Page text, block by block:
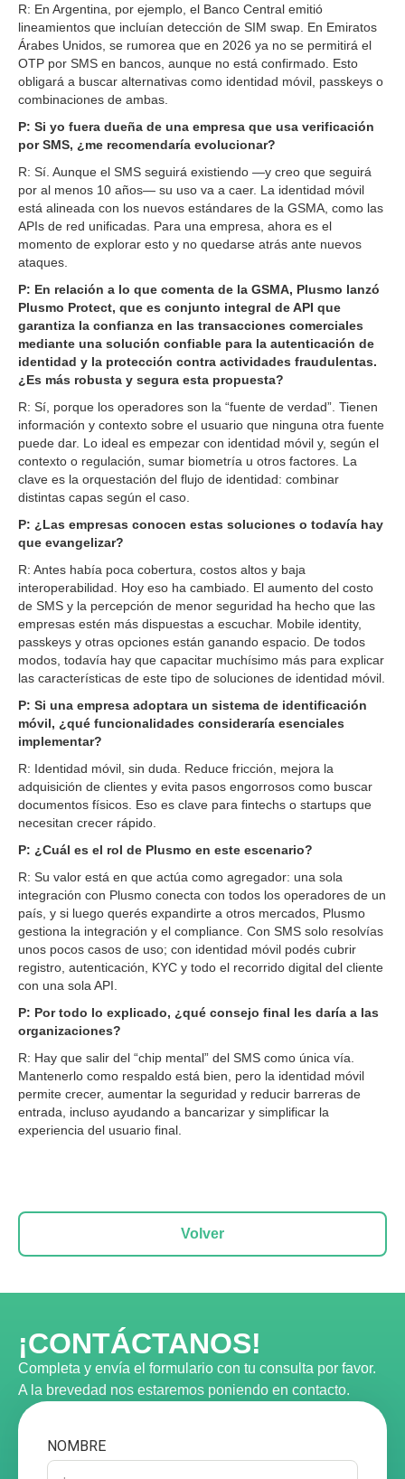
R: En Argentina, por ejemplo, el Banco Central emitió
lineamientos que incluían detección de SIM swap. En Emiratos
Árabes Unidos, se rumorea que en 2026 ya no se permitirá el
OTP por SMS en bancos, aunque no está confirmado. Esto
obligará a buscar alternativas como identidad móvil, passkeys o
combinaciones de ambas.
P: Si yo fuera dueña de una empresa que usa verificación
por SMS, ¿me recomendaría evolucionar?
R: Sí. Aunque el SMS seguirá existiendo —y creo que seguirá
por al menos 10 años— su uso va a caer. La identidad móvil
está alineada con los nuevos estándares de la GSMA, como las
APIs de red unificadas. Para una empresa, ahora es el
momento de explorar esto y no quedarse atrás ante nuevos
ataques.
P: En relación a lo que comenta de la GSMA, Plusmo lanzó
Plusmo Protect, que es conjunto integral de API que
garantiza la confianza en las transacciones comerciales
mediante una solución confiable para la autenticación de
identidad y la protección contra actividades fraudulentas.
¿Es más robusta y segura esta propuesta?
R: Sí, porque los operadores son la “fuente de verdad”. Tienen
información y contexto sobre el usuario que ninguna otra fuente
puede dar. Lo ideal es empezar con identidad móvil y, según el
contexto o regulación, sumar biometría u otros factores. La
clave es la orquestación del flujo de identidad: combinar
distintas capas según el caso.
P: ¿Las empresas conocen estas soluciones o todavía hay
que evangelizar?
R: Antes había poca cobertura, costos altos y baja
interoperabilidad. Hoy eso ha cambiado. El aumento del costo
de SMS y la percepción de menor seguridad ha hecho que las
empresas estén más dispuestas a escuchar. Mobile identity,
passkeys y otras opciones están ganando espacio. De todos
modos, todavía hay que capacitar muchísimo más para explicar
las características de este tipo de soluciones de identidad móvil.
P: Si una empresa adoptara un sistema de identificación
móvil, ¿qué funcionalidades consideraría esenciales
implementar?
R: Identidad móvil, sin duda. Reduce fricción, mejora la
adquisición de clientes y evita pasos engorrosos como buscar
documentos físicos. Eso es clave para fintechs o startups que
necesitan crecer rápido.
P: ¿Cuál es el rol de Plusmo en este escenario?
R: Su valor está en que actúa como agregador: una sola
integración con Plusmo conecta con todos los operadores de un
país, y si luego querés expandirte a otros mercados, Plusmo
gestiona la integración y el compliance. Con SMS solo resolvías
unos pocos casos de uso; con identidad móvil podés cubrir
registro, autenticación, KYC y todo el recorrido digital del cliente
con una sola API.
P: Por todo lo explicado, ¿qué consejo final les daría a las
organizaciones?
R: Hay que salir del “chip mental” del SMS como única vía.
Mantenerlo como respaldo está bien, pero la identidad móvil
permite crecer, aumentar la seguridad y reducir barreras de
entrada, incluso ayudando a bancarizar y simplificar la
experiencia del usuario final.
Volver
¡CONTÁCTANOS!
Completa y envía el formulario con tu consulta por favor.
A la brevedad nos estaremos poniendo en contacto.
NOMBRE